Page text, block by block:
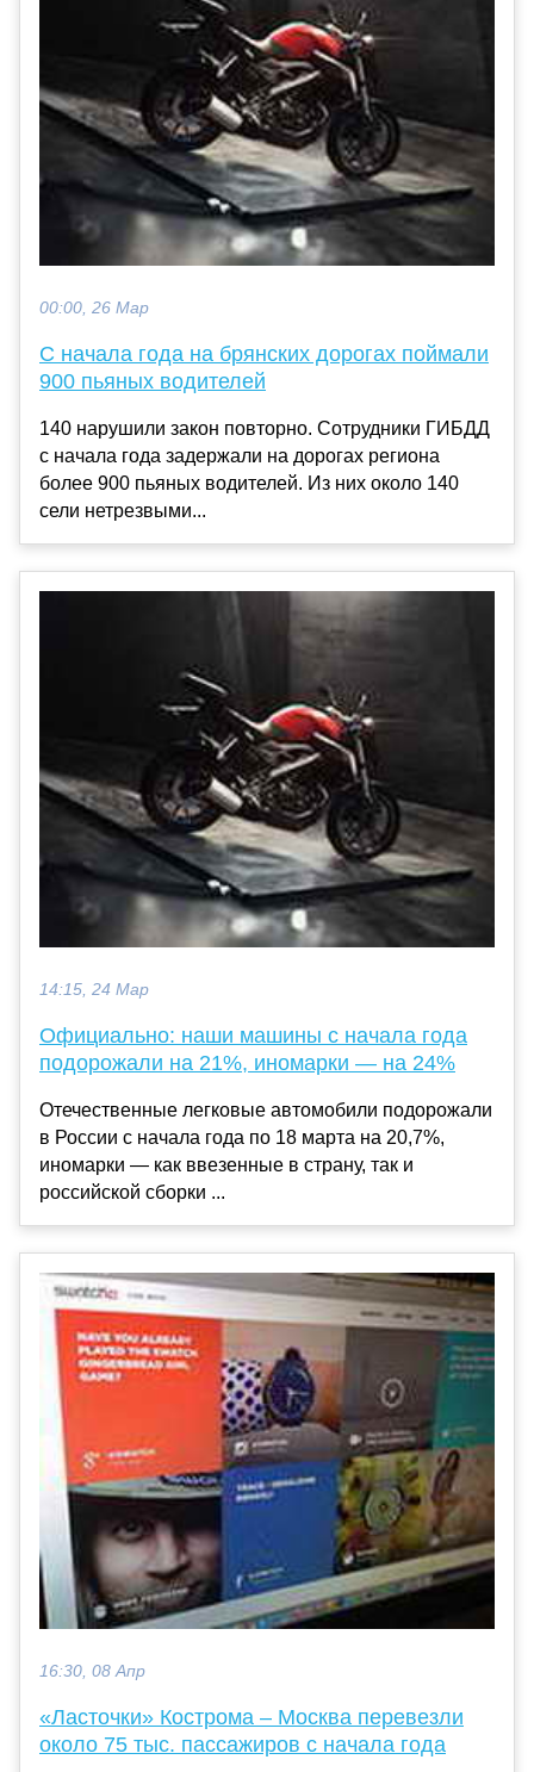
00:00, 26 Мар
С начала года на брянских дорогах поймали
900 пьяных водителей
140 нарушили закон повторно. Сотрудники ГИБДД
с начала года задержали на дорогах региона
более 900 пьяных водителей. Из них около 140
сели нетрезвыми...
14:15, 24 Мар
Официально: наши машины с начала года
подорожали на 21%, иномарки — на 24%
Отечественные легковые автомобили подорожали
в России с начала года по 18 марта на 20,7%,
иномарки — как ввезенные в страну, так и
российской сборки ...
16:30, 08 Апр
«Ласточки» Кострома – Москва перевезли
около 75 тыс. пассажиров с начала года